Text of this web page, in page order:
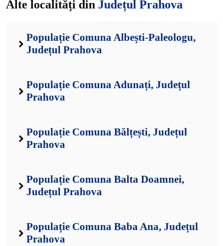
Alte localități din Județul Prahova
Populație Comuna Albești-Paleologu,
Județul Prahova
Populație Comuna Adunați, Județul
Prahova
Populație Comuna Bălțești, Județul
Prahova
Populație Comuna Balta Doamnei,
Județul Prahova
Populație Comuna Baba Ana, Județul
Prahova